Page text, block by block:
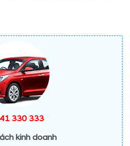
330 333
kinh doanh